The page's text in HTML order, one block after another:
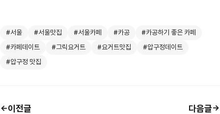
#서울 #서울맛집 #서울카페 #카공
#카공하기 좋은 카페
#카페데이트
#그릭요거트 #요거트맛집
#압구정데이트
#압구정 맛집
이전글
다음글